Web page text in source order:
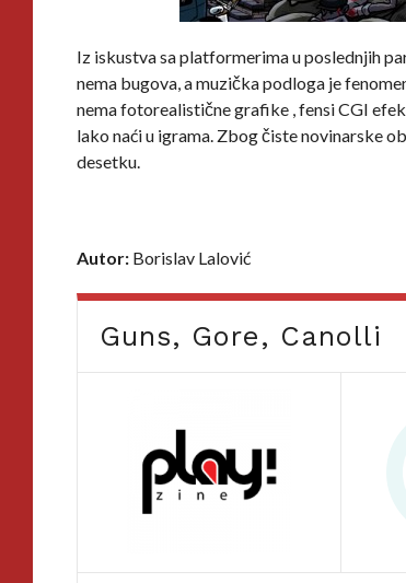
Iz iskustva sa platformerima u poslednjih
nema bugova, a muzička podloga je
nema fotorealistične grafike , fensi CGI
lako naći u igrama. Zbog čiste novinarske
desetku.
Autor: Borislav Lalović
Guns, Gore, Canolli